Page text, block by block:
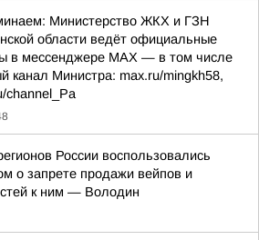
Министерство ЖКХ и ГЗН
области ведёт официальные
в мессенджере МАХ — в том числе
канал Министра: max.ru/mingkh58,
channel_Pa
России воспользовались
о запрете продажи вейпов и
к ним — Володин